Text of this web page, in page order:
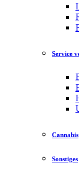
Service
Cannabis
Sonstiges